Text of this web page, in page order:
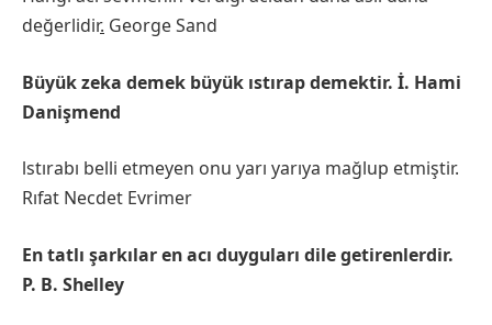
değerlidir. George Sand
Büyük zeka demek büyük ıstırap demektir. İ. Hami
Danişmend
lstırabı belli etmeyen onu yarı yarıya mağlup etmiştir.
Rıfat Necdet Evrimer
En tatlı şarkılar en acı duyguları dile getirenlerdir.
P. B. Shelley